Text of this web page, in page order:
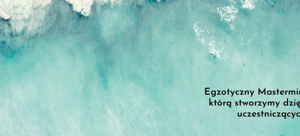
Egzotyczny
którą stworzymy